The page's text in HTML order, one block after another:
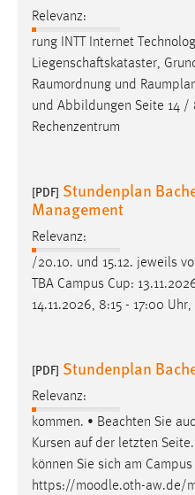
Relevanz:
rung INTT Internet
Liegenschaftskataster,
Raumordnung und
und Abbildungen Seite 14 /
Rechenzentrum
[PDF] Stundenplan
Management
Relevanz:
/20.10. und 15.12. jeweils
TBA Campus Cup:
14.11.2026, 8:15 - 17:00 Uhr,
[PDF] Stundenplan
Relevanz:
kommen. • Beachten Sie
Kursen auf der letzten
können Sie sich am
https://moodle.oth-aw.de/